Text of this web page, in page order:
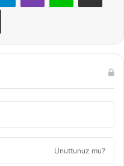
Yazdır
Unuttunuz mu?